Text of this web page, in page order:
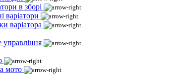
в зборі
варіатори
варіатора
управління
мото